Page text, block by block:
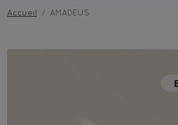
Accueil AMADEUS